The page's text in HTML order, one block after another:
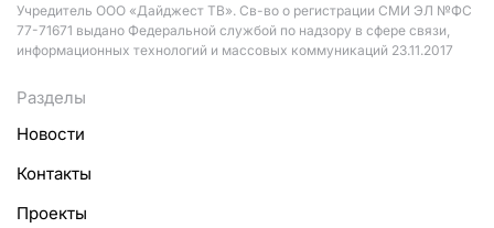
Учредитель ООО «Дайджест ТВ». Св-во о регистрации СМИ ЭЛ №ФС
77-71671 выдано Федеральной службой по надзору в сфере связи,
информационных технологий и массовых коммуникаций 23.11.2017
Разделы
Новости
Контакты
Проекты